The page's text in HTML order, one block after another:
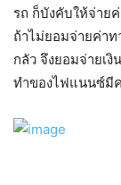
รถ ก็บังคับให้จ่าย
ถ้าไม่ยอมจ่ายค่าท
กลัว จึงยอมจ่ายเ
ทำของไฟแนนซ์มี